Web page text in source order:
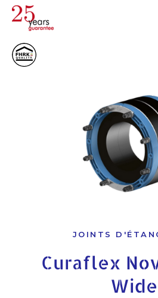
JOINTS
Curaflex
Wide